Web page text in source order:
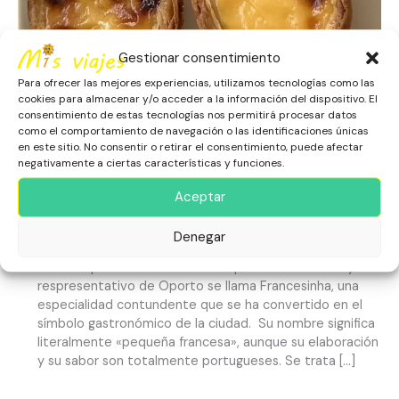
Gestionar consentimiento
Para ofrecer las mejores experiencias, utilizamos tecnologías como las
cookies para almacenar y/o acceder a la información del dispositivo. El
consentimiento de estas tecnologías nos permitirá procesar datos
como el comportamiento de navegación o las identificaciones únicas
en este sitio. No consentir o retirar el consentimiento, puede afectar
negativamente a ciertas características y funciones.
Aceptar
Denegar
Dónde Comer en Oporto
Durante tu Escapada a la
Ciudad
Escapadas,Europa,Gastronomía,Oporto,Portugal
La Francesinha un plato que no puedes perderte cuando
visites Oporto La Francesinha El plato más famoso y
respresentativo de Oporto se llama Francesinha, una
especialidad contundente que se ha convertido en el
símbolo gastronómico de la ciudad. Su nombre significa
literalmente «pequeña francesa», aunque su elaboración
y su sabor son totalmente portugueses. Se trata […]
Escapada
la
Ciudad